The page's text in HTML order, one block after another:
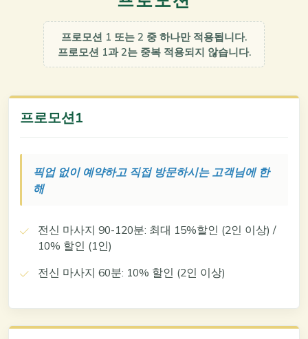
프로모션 1 또는 2 중 하나만 적용됩니다.
프로모션 1과 2는 중복 적용되지 않습니다.
프로모션1
픽업 없이 예약하고 직접 방문하시는 고객님에 한
해
전신 마사지 90-120분: 최대 15%할인 (2인 이상) /
10% 할인 (1인)
전신 마사지 60분: 10% 할인 (2인 이상)